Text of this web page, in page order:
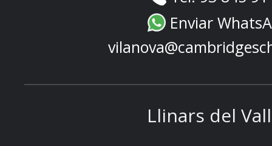
Enviar
Llinars del